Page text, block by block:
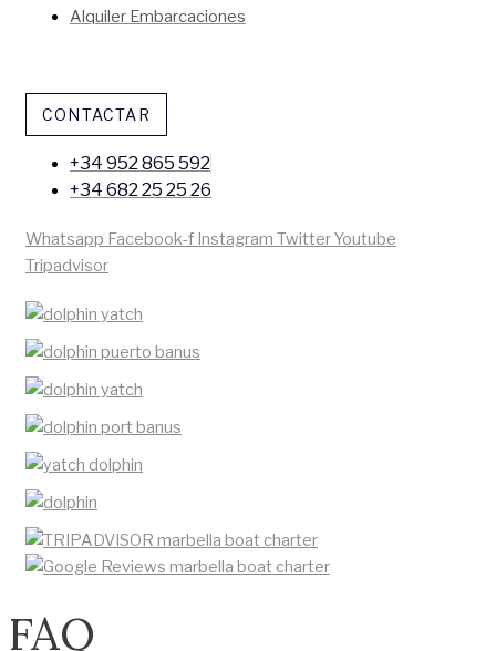
Alquiler Embarcaciones
CONTACTAR
+34 952 865 592
+34 682 25 25 26
Whatsapp Facebook-f Instagram TwitterYoutube
Tripadvisor
FAQ